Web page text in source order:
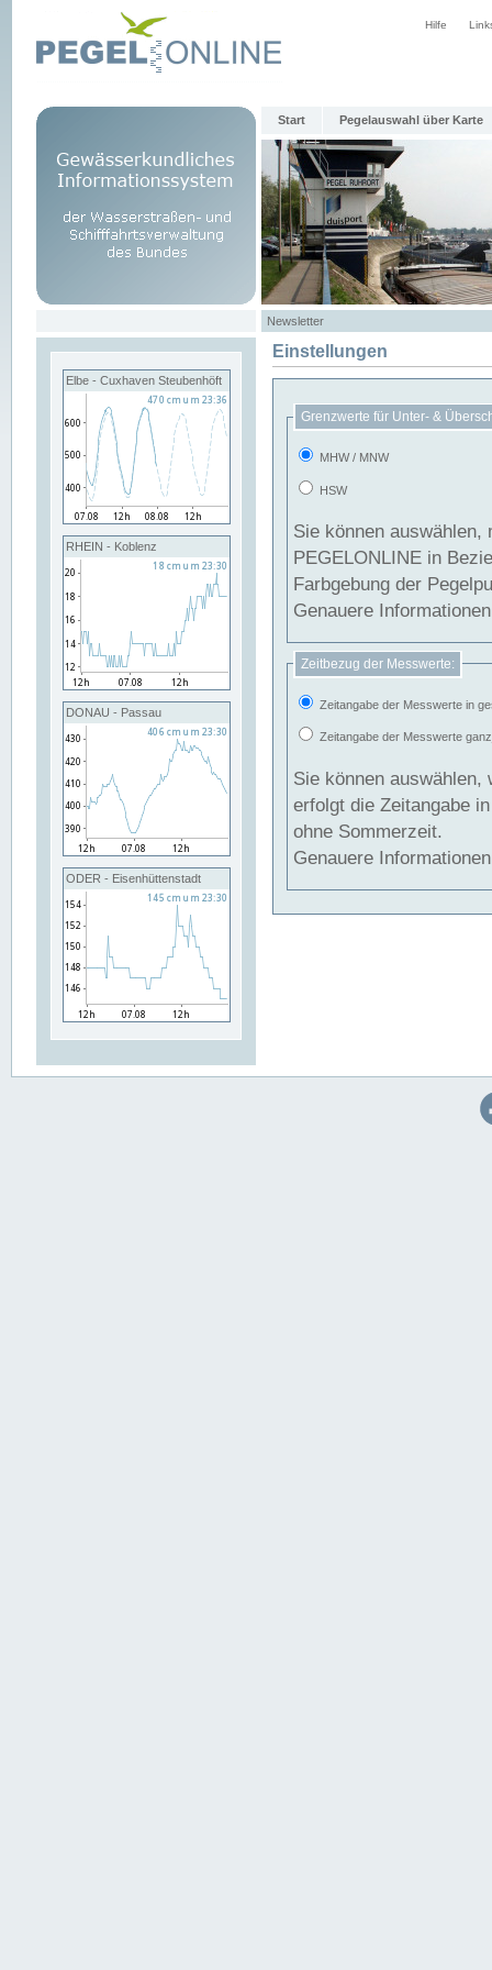
Hilfe
Start Pegelauswahl über Karte
Newsletter
Elbe - Cuxhaven Steubenhöft
RHEIN - Koblenz
DONAU - Passau
ODER - Eisenhüttenstadt
Einstellungen
Grenzwerte für Unter- &
MHW / MNW
HSW
Sie können
PEGELONLINE in Beziehung
Farbgebung der
Genauere
Zeitbezug der Messwerte:
Zeitangabe der Messwerte in
Zeitangabe der Messwerte
Sie können auswählen,
erfolgt die Zeitangabe
ohne Sommerzeit.
Genauere